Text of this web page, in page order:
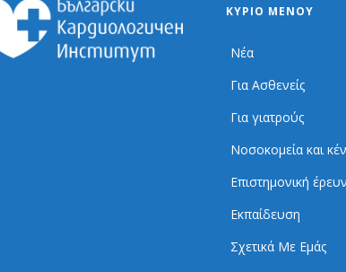
ΚΎΡΙΟ ΜΕΝΟΎ
Νέα
Για Ασθενείς
Για γιατρούς
Νοσοκομεία και
Επιστημονική
Εκπαίδευση
Σχετικά Με Εμάς